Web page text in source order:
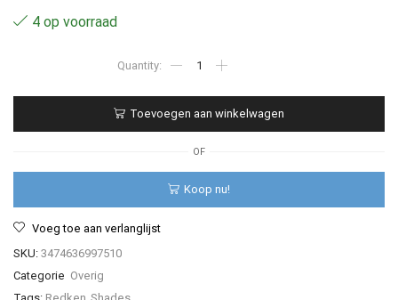
4 op voorraad
EQ
Bonder
Inside
60ML
Toevoegen aan winkelwagen
OF
Koop nu!
Voeg toe aan verlanglijst
SKU: 3474636997510
Categorie Overig